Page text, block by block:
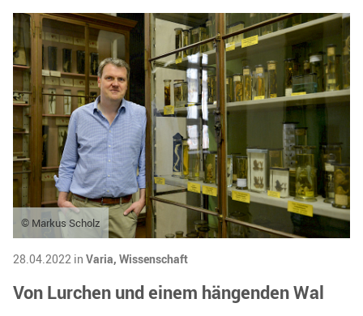
© Markus Scholz
28.04.2022 in Varia, Wissenschaft
Von Lurchen und einem hängenden Wal